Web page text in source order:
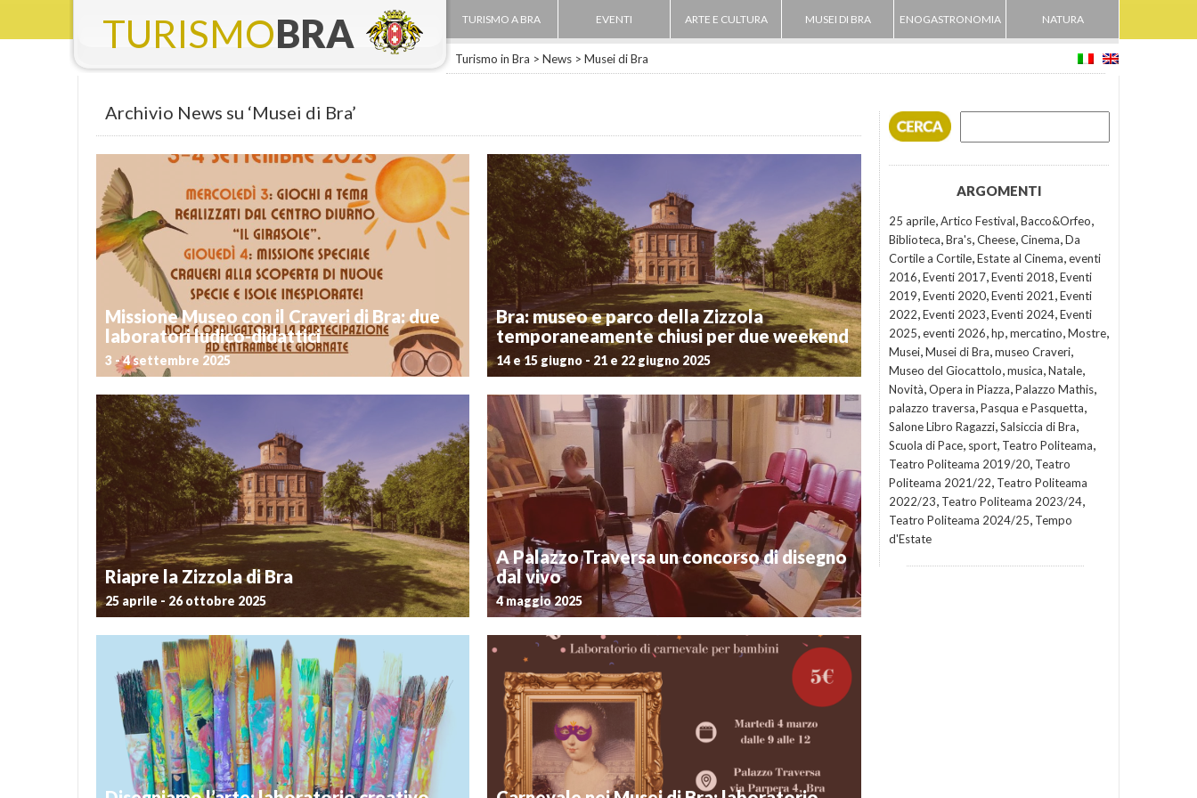
TURISMOBRA TURISMO A BRA EVENTI ARTE E CULTURA MUSEI DI BRA ENOGASTRONOMIA NATURA
Turismo in Bra > News > Musei di Bra
Archivio News su ‘Musei di Bra’
Missione Museo con il Craveri di Bra: due
laboratori ludico-didattici
3 - 4 settembre 2025
Postato il 22 agosto 2025
Il 3 e 4 settembre 2025 Missione Museo con il Craveri di Bra!
L’attività, dedicata ai bambini e alle bambine dai 6 ai 12 anni, si
svolgerà in mattinata (orario 8.30 – 12.00) con due proposte
ludico didattiche: Mercoledì 3 giochi a tema con […]
hp
Bra: museo e parco della Zizzola
temporaneamente chiusi per due weekend
14 e 15 giugno - 21 e 22 giugno 2025
Postato il 9 giugno 2025
Nei weekend del 14 e 15 e del 21 e 22 giugno, il Museo e il
parco della Zizzola saranno chiusi alle visite del pubblico, per
permettere l’allestimento e lo svolgimento dei festival Artico ed
Eden. Dal fine settimana successivo, la Zizzola e il […]
hp
Riapre la Zizzola di Bra
25 aprile - 26 ottobre 2025
Postato il 16 aprile 2025
Venerdì 25 aprile 2025 riapre al pubblico la Zizzola, con il museo
interattivo “Casa dei braidesi” – che quest’anno festeggia i dieci
anni di attività – e il suo parco, da cui è possibile godere di un
meraviglioso panorama su Langhe e Roero. Nei giorni […]
A Palazzo Traversa un concorso di disegno
dal vivo
4 maggio 2025
Postato il 9 aprile 2025
Ritorna a Palazzo Traversa il concorso di disegno dal vero
organizzato dall’associazione “L’albero inverso” di Bra, aperto a
bambini e adulti e in programma domenica 4 maggio con orario
dalle 10 alle 17.30 nella struttura civica di via Parpera. L’attività è
aperta a tutti e […]
Musei di Bra
ARGOMENTI
25 aprile,Artico Festival,Bacco&Orfeo,
Biblioteca,Bra's,Cheese,Cinema,Da
Cortile a Cortile,Estate al Cinema,eventi
2016,Eventi 2017,Eventi 2018,Eventi
2019,Eventi 2020,Eventi 2021 ,Eventi
2022,Eventi 2023,Eventi 2024,Eventi
2025,eventi 2026,hp,mercatino,Mostre,
Musei,Musei di Bra,museo Craveri,
Museo del Giocattolo,musica,Natale,
Novità,Opera in Piazza,Palazzo Mathis,
palazzo traversa,Pasqua e Pasquetta,
Salone Libro Ragazzi,Salsiccia di Bra,
Scuola di Pace, sport, Teatro Politeama,
Teatro Politeama 2019/20, Teatro
Politeama 2021/22, Teatro Politeama
2022/23, Teatro Politeama 2023/24,
Teatro Politeama 2024/25, Tempo
d'Estate